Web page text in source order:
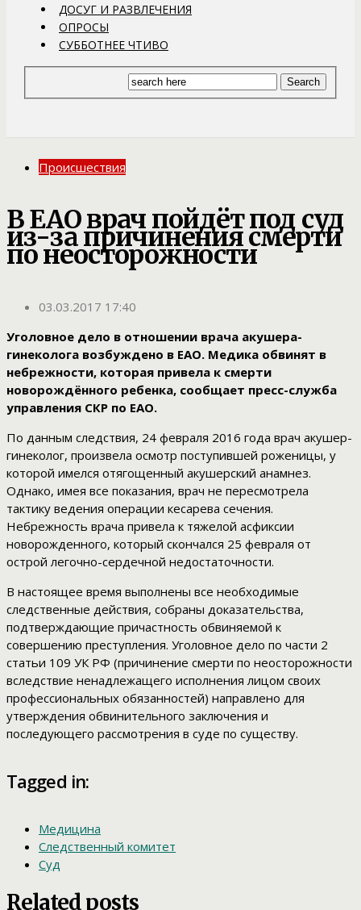
ДОСУГ И РАЗВЛЕЧЕНИЯ
ОПРОСЫ
СУББОТНЕЕ ЧТИВО
Происшествия
В ЕАО врач пойдёт под суд
из-за причинения смерти
по неосторожности
03.03.2017 17:40
Уголовное дело в отношении врача акушера-
гинеколога возбуждено в ЕАО. Медика обвинят в
небрежности, которая привела к смерти
новорождённого ребенка, сообщает пресс-служба
управления СКР по ЕАО.
По данным следствия, 24 февраля 2016 года врач акушер-
гинеколог, произвела осмотр поступившей роженицы, у
которой имелся отягощенный акушерский анамнез.
Однако, имея все показания, врач не пересмотрела
тактику ведения операции кесарева сечения.
Небрежность врача привела к тяжелой асфиксии
новорожденного, который скончался 25 февраля от
острой легочно-сердечной недостаточности.
В настоящее время выполнены все необходимые
следственные действия, собраны доказательства,
подтверждающие причастность обвиняемой к
совершению преступления. Уголовное дело по части 2
статьи 109 УК РФ (причинение смерти по неосторожности
вследствие ненадлежащего исполнения лицом своих
профессиональных обязанностей) направлено для
утверждения обвинительного заключения и
последующего рассмотрения в суде по существу.
Tagged in:
Медицина
Следственный комитет
Суд
Related posts